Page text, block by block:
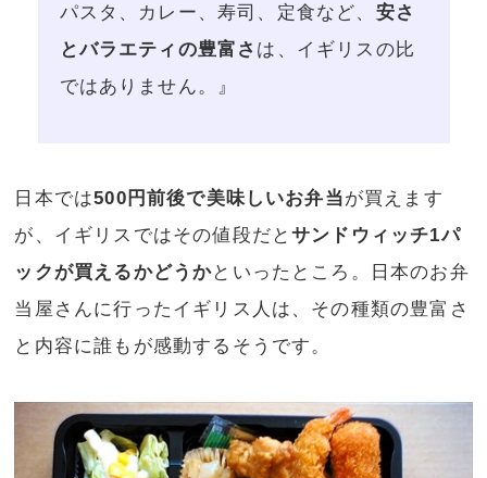
パスタ、カレー、寿司、定食など、 安さ
とバラエティの豊富さ は、イギリスの比
ではありません。』
日本では500円前後で美味しいお弁当が買えます
が、イギリスではその値段だとサンドウィッチ1パ
ックが買えるかどうかといったところ。日本のお弁
当屋さんに行ったイギリス人は、その種類の豊富さ
と内容に誰もが感動するそうです。